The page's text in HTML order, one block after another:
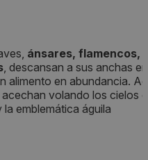
ánsares, flamencos,
, descansan a sus anchas en
alimento en abundancia.
volando los cielos
emblemática águila